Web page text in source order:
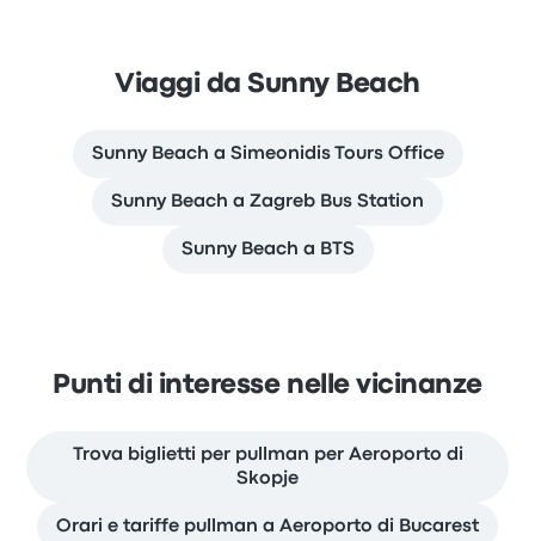
Viaggi da Sunny Beach
Sunny Beach a Simeonidis Tours Office
Sunny Beach a Zagreb Bus Station
Sunny Beach a BTS
Punti di interesse nelle vicinanze
Trova biglietti per pullman per Aeroporto di
Skopje
Orari e tariffe pullman a Aeroporto di Bucarest